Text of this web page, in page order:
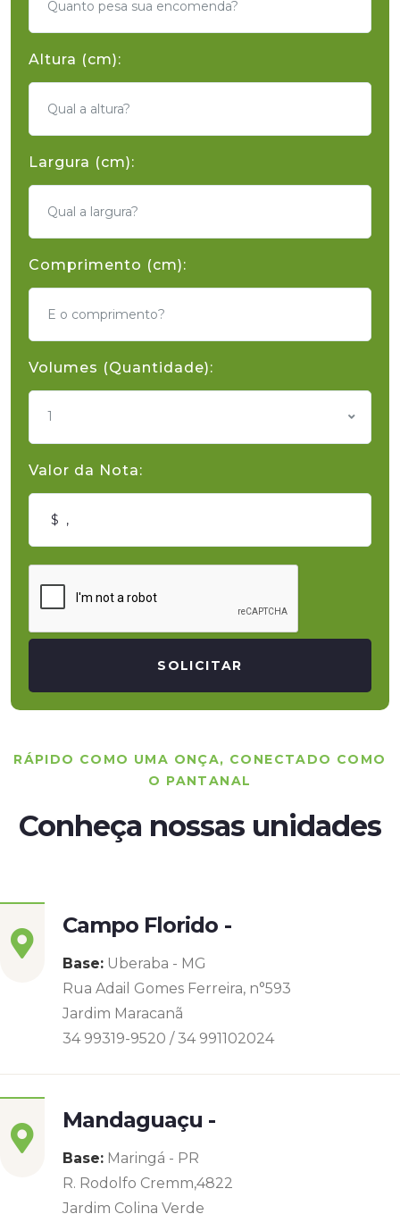
Altura (cm):
Largura (cm):
Comprimento (cm):
Volumes (Quantidade):
1
Valor da Nota:
SOLICITAR
RÁPIDO COMO UMA ONÇA, CONECTADO COMO
O PANTANAL
Conheça nossas unidades
Campo Florido -
Base: Uberaba - MG
Rua Adail Gomes Ferreira, n°593
Jardim Maracanã
34 99319-9520 / 34 991102024
Mandaguaçu -
Base: Maringá - PR
R. Rodolfo Cremm,4822
Jardim Colina Verde